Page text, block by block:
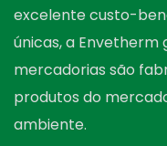
excelente custo-
únicas, a Envetherm
mercadorias são
produtos do
ambiente.